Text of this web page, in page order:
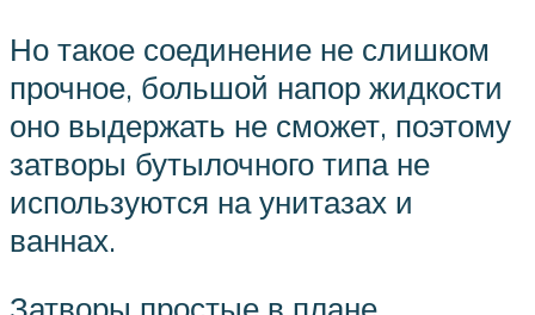
Но такое соединение не слишком
прочное, большой напор жидкости
оно выдержать не сможет, поэтому
затворы бутылочного типа не
используются на унитазах и
ваннах.